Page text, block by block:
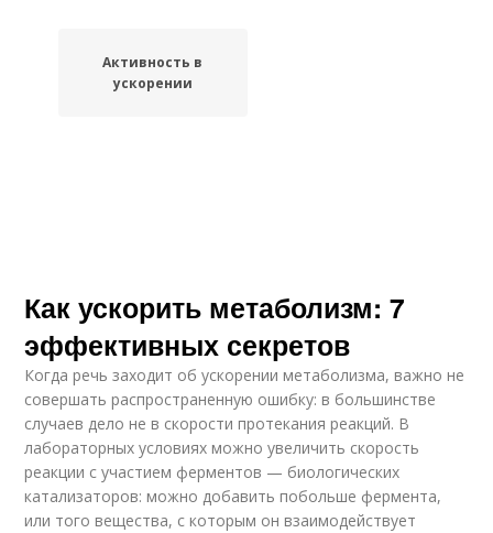
Активность в
ускорении
Как ускорить метаболизм: 7
эффективных секретов
Когда речь заходит об ускорении метаболизма, важно не
совершать распространенную ошибку: в большинстве
случаев дело не в скорости протекания реакций. В
лабораторных условиях можно увеличить скорость
реакции с участием ферментов — биологических
катализаторов: можно добавить побольше фермента,
или того вещества, с которым он взаимодействует